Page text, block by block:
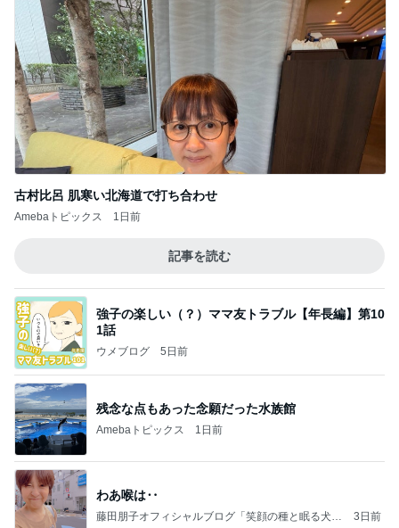
古村比呂 肌寒い北海道で打ち合わせ
Amebaトピックス 1日前
記事を読む
強子の楽しい（？）ママ友トラブル【年長編】第10
1話
ウメブログ 5日前
残念な点もあった念願だった水族館
Amebaトピックス 1日前
わあ喉は‥
藤田朋子オフィシャルブログ「笑顔の種と眠る犬」
3日前